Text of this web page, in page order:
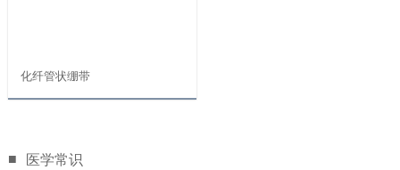
化纤管状绷带
■ 医学常识